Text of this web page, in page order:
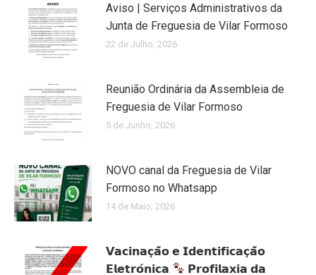
Aviso | Serviços Administrativos da
Junta de Freguesia de Vilar Formoso
22 de Julho, 2026
Reunião Ordinária da Assembleia de
Freguesia de Vilar Formoso
5 de Junho, 2026
NOVO canal da Freguesia de Vilar
Formoso no Whatsapp
14 de Maio, 2026
𝗩𝗮𝗰𝗶𝗻𝗮𝗰̧𝗮̃𝗼 𝗲 𝗜𝗱𝗲𝗻𝘁𝗶𝗳𝗶𝗰𝗮𝗰̧𝗮̃𝗼
𝗘𝗹𝗲𝘁𝗿𝗼́𝗻𝗶𝗰𝗮
𝗣𝗿𝗼𝗳𝗶𝗹𝗮𝘅𝗶𝗮 𝗱𝗮